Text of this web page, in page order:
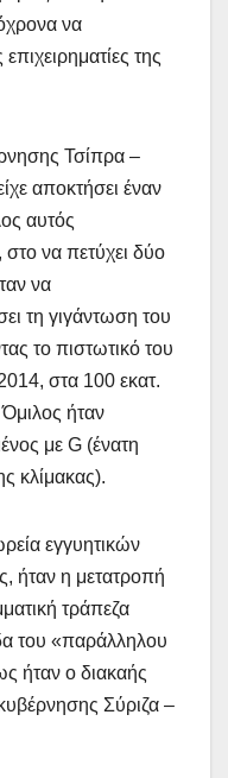
να
της
Τσίπρα –
αποκτήσει έναν
αυτός
να πετύχει δύο
να
τη γιγάντωση του
το πιστωτικό του
στα 100 εκατ.
ήταν
με G (ένατη
κλίμακας).
εγγυητικών
ήταν η μετατροπή
τράπεζα
του «παράλληλου
ήταν ο διακαής
Σύριζα –